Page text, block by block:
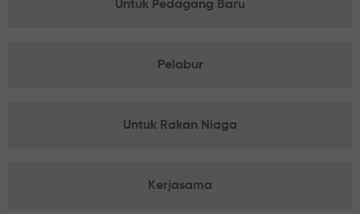
Untuk Pedagang Baru
Pelabur
Untuk Rakan Niaga
Kerjasama